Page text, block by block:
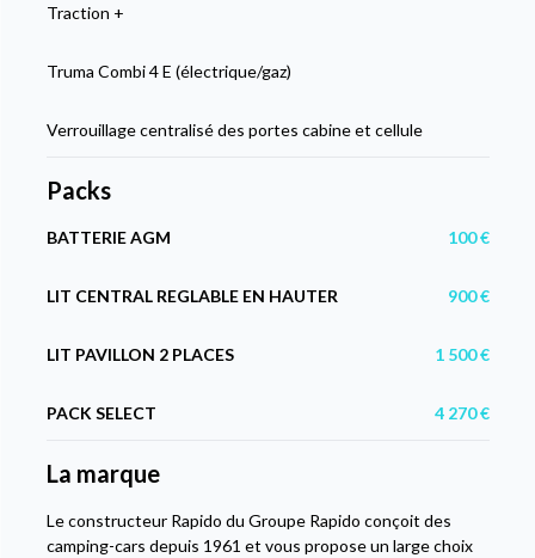
Traction +
Truma Combi 4 E (électrique/gaz)
Verrouillage centralisé des portes cabine et cellule
Packs
BATTERIE AGM 100 €
LIT CENTRAL REGLABLE EN HAUTER 900 €
LIT PAVILLON 2 PLACES 1 500 €
PACK SELECT 4 270 €
La marque
Le constructeur Rapido du Groupe Rapido conçoit des
camping-cars depuis 1961 et vous propose un large choix